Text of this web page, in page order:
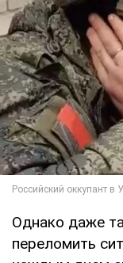
Однако даже
переломить